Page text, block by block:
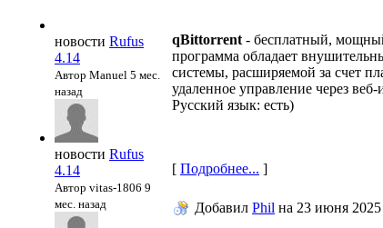
новости Rufus
4.14
Автор Manuel 5 мес.
назад
новости Rufus
4.14
Автор vitas-1806 9
мес. назад
qBittorrent - бесплатный,
программа обладает
системы, расширяемой за счет
удаленное управление через
Русский язык: есть)
[ Подробнее... ]
Добавил Phil на 23 июня